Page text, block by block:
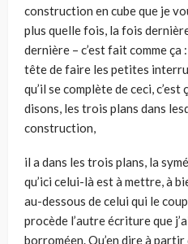
construction en cube que je
plus quel­le fois, la fois
dernière – c’est fait comme ça
tête de faire les petites
qu’il se complète de ceci,
disons, les trois plans dans
construction,
il a dans les trois plans, la
qu’ici celui-là est à mettre, à
au-dessous de celui qui le
procède l’autre écriture que
borroméen. Qu’en dire à partir